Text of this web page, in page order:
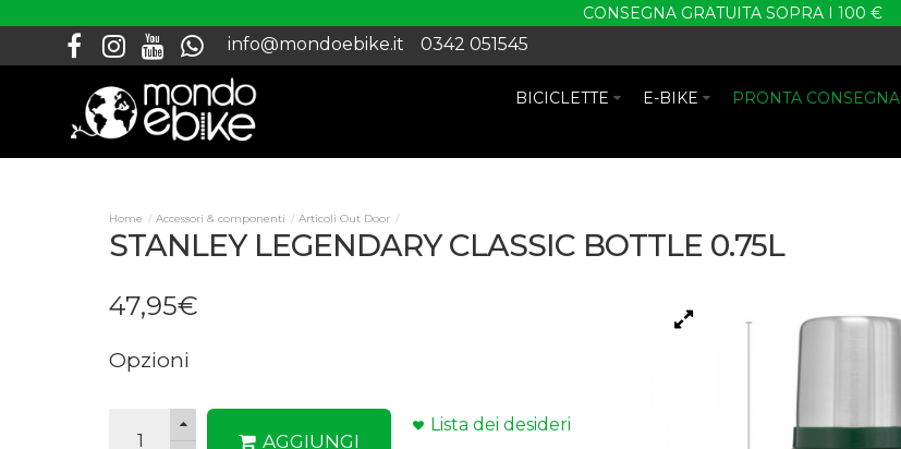
CONSEGNA GRATUITA SOPRA I 100 €
info@mondoebike.it 0342 051545
BICICLETTE E-BIKE PRONTA CONSEGNA
Accessori & componenti Articoli Out Door
STANLEY LEGENDARY CLASSIC BOTTLE 0.75L
47,95€
Opzioni
AGGIUNGI
Lista dei desideri